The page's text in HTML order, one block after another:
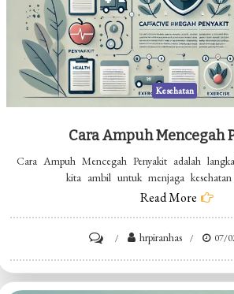
Kesehatan
Cara Ampuh Mencegah
Cara Ampuh Mencegah Penyakit adalah
kita ambil untuk menjaga
Read More
Cara
Ampuh
hrpiranhas 07/